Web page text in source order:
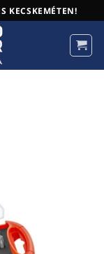
KECSKEMÉTEN!